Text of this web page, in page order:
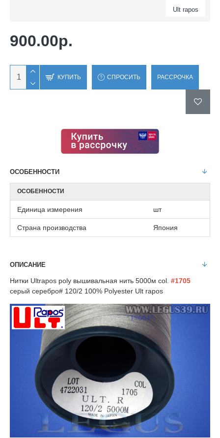
Ult rapos
900.00р.
КУПИТЬ СПРОСИТЬ РАССРОЧКА
ОСОБЕННОСТИ
ОСОБЕННОСТИ
Единица измерения шт
Страна производства Япония
ОПИСАНИЕ
Нитки Ultrapos poly вышивальная нить 5000м col. #1705
серый серебро# 120/2 100% Polyester Ult rapos